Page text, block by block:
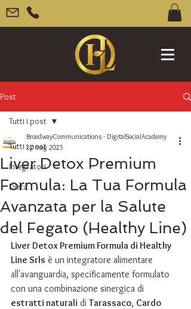
Post
Tutti i post
Integratori
Dieta
Tutti i post
Liver Detox Premium
Formula: La Tua Formula
Avanzata per la Salute
del Fegato (Healthy Line)
BroadwayCommunications - DigitalSocialAcademy
22 mag 2025
Liver Detox Premium Formula di Healthy
Line Srls è un integratore alimentare
all'avanguardia, specificamente formulato
con una combinazione sinergica di
estratti naturali di Tarassaco, Cardo